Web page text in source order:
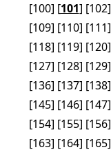
[100] [101] [102]
[109] [110] [111]
[118] [119] [120]
[127] [128] [129]
[136] [137] [138]
[145] [146] [147]
[154] [155] [156]
[163] [164] [165]